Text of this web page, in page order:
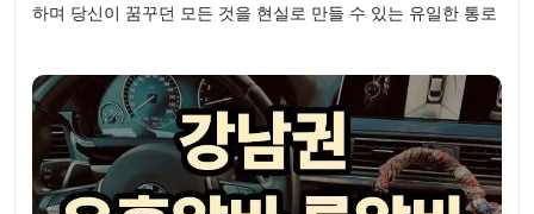
하며 당신이 꿈꾸던 모든 것을 현실로 만들 수 있는 유일한 통로